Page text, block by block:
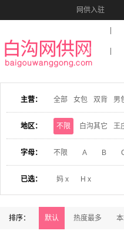
网供入驻
收藏本站
主营： 全部 女包 双背 男
地区： 不限 白沟其它 王
字母： 不限 A B
已选： 妈 x H x
排序： 默认 热度最多